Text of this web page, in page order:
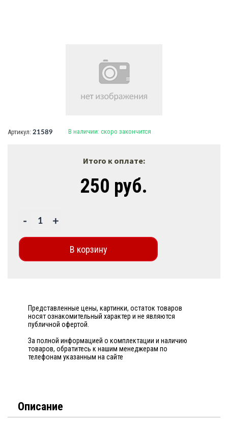
Артикул: 21589 В наличии: скоро закончится
Представленные цены, картинки, остаток товаров
носят ознакомительный характер и не являются
публичной офертой.
За полной информацией о комплектации и наличию
товаров, обратитесь к нашим менеджерам по
телефонам указанным на сайте
Итого к оплате:
250 руб.
+
-
В корзину
Описание